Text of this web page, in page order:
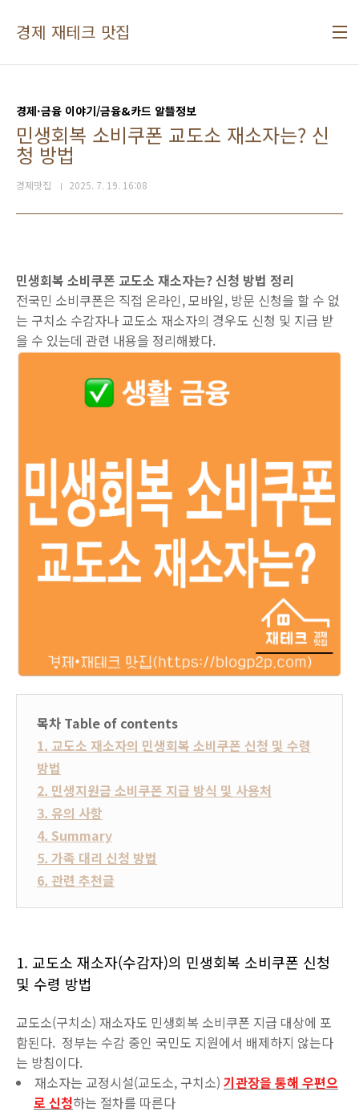
경제 재테크 맛집
경제·금융 이야기/금융&카드 알뜰정보
민생회복 소비쿠폰 교도소 재소자는? 신
청 방법
경제맛집 2025. 7. 19. 16:08
민생회복 소비쿠폰 교도소 재소자는? 신청 방법 정리
전국민 소비쿠폰은 직접 온라인, 모바일, 방문 신청을 할 수 없
는 구치소 수감자나 교도소 재소자의 경우도 신청 및 지급 받
을 수 있는데 관련 내용을 정리해봤다.
목차 Table of contents
1. 교도소 재소자의 민생회복 소비쿠폰 신청 및 수령
방법
2. 민생지원금 소비쿠폰 지급 방식 및 사용처
3. 유의 사항
4. Summary
5. 가족 대리 신청 방법
6. 관련 추천글
1. 교도소 재소자(수감자)의 민생회복 소비쿠폰 신청
및 수령 방법
교도소(구치소) 재소자도 민생회복 소비쿠폰 지급 대상에 포
함된다. 정부는 수감 중인 국민도 지원에서 배제하지 않는다
는 방침이다.
재소자는 교정시설(교도소, 구치소) 기관장을 통해 우편으
로 신청하는 절차를 따른다